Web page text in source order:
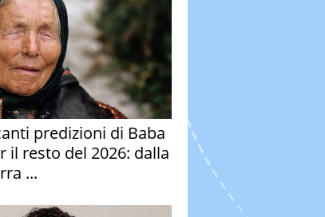
predizioni di Baba
il resto del 2026: dalla
...